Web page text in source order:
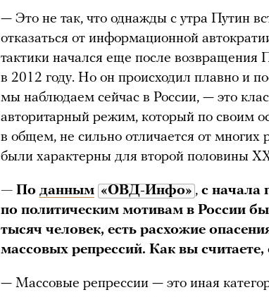
— Это не так, что однажды с утра Путин
отказаться от информационной
тактики начался еще после возвращения
в 2012 году. Но он происходил плавно и
мы наблюдаем сейчас в России, — это
авторитарный режим, который по своим
в общем, не сильно отличается от многих
были характерны для второй половины
— По данным «ОВД-Инфо» , с начала
по политическим мотивам в России
тысяч человек, есть расхожие
массовых репрессий. Как вы
— Массовые репрессии — это иная